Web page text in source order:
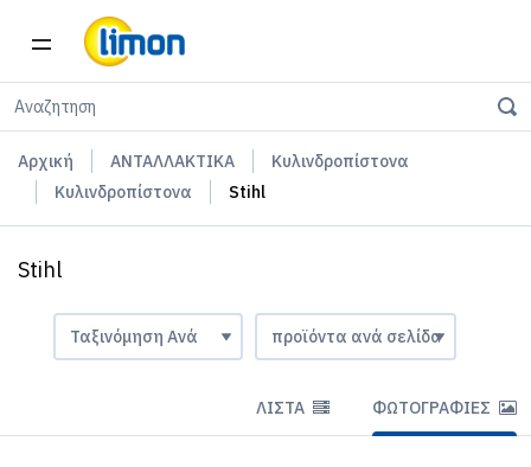
Αρχική ΑΝΤΑΛΛΑΚΤΙΚΑ
Κυλινδροπίστονα
Κυλινδροπίστονα
Stihl
Stihl
ΛΊΣΤΑ ΦΩΤΟΓΡΑΦΊΕΣ